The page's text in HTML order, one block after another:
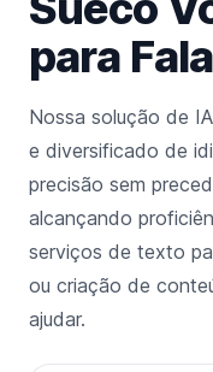
para
Nossa solução de
e diversificado de
precisão sem
alcançando
serviços de texto
ou criação de
ajudar.